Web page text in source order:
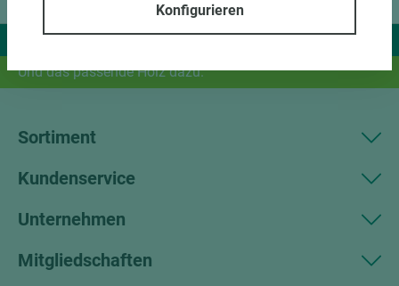
Wir liefern Ideen.
Und das passende Holz dazu.
Sortiment
Kundenservice
Unternehmen
Mitgliedschaften
Konfigurieren